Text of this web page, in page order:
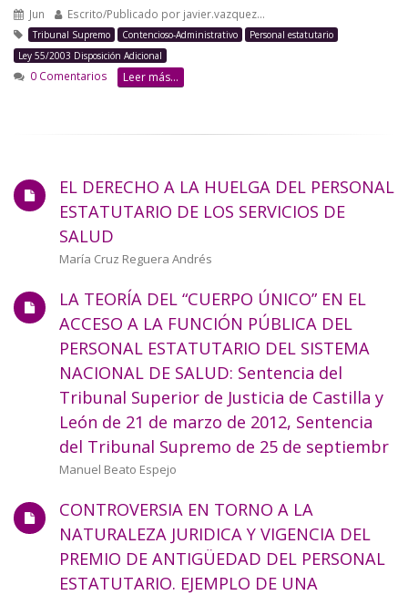
Jun Escrito/Publicado por javier.vazquez…
Tribunal Supremo Contencioso-Administrativo
Personal estatutario
Ley 55/2003 Disposición Adicional
0 Comentarios Leer más...
EL DERECHO A LA HUELGA DEL PERSONAL
ESTATUTARIO DE LOS SERVICIOS DE
SALUD
Autor/a
María Cruz Reguera Andrés
LA TEORÍA DEL “CUERPO ÚNICO” EN EL
ACCESO A LA FUNCIÓN PÚBLICA DEL
PERSONAL ESTATUTARIO DEL SISTEMA
NACIONAL DE SALUD: Sentencia del
Tribunal Superior de Justicia de Castilla y
León de 21 de marzo de 2012, Sentencia
del Tribunal Supremo de 25 de septiembr
Autor/a
Manuel Beato Espejo
CONTROVERSIA EN TORNO A LA
NATURALEZA JURIDICA Y VIGENCIA DEL
PREMIO DE ANTIGÜEDAD DEL PERSONAL
ESTATUTARIO. EJEMPLO DE UNA